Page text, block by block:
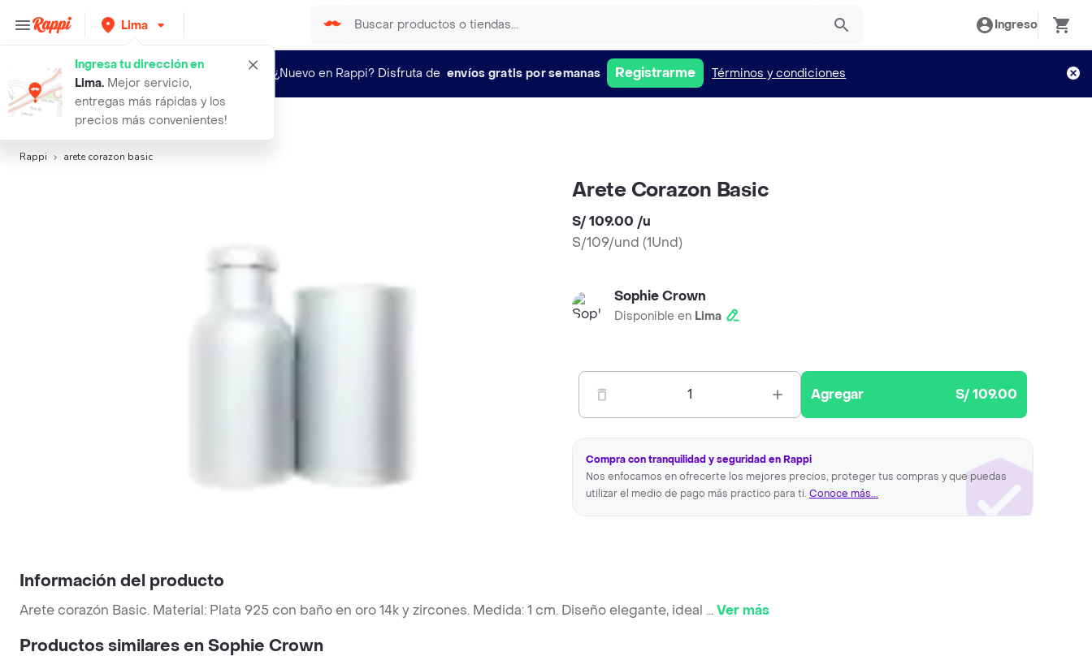
Lima
Ingresa tu dirección en
Lima. Mejor servicio,
entregas más rápidas y los
precios más convenientes!
Ingreso
¿Nuevo en Rappi? Disfruta de envíos gratis por semanas Registrarme Términos y condiciones
Búsquedas relacionadas: Aretes y Earcuff
Rappi arete corazon basic
Arete Corazon Basic
S/ 109.00 /u
S/109/und (1Und)
Sophie Crown
Disponible en Lima
1 Agregar S/ 109.00
Compra con tranquilidad y seguridad en Rappi
Nos enfocamos en ofrecerte los mejores precios, proteger tus compras y que puedas
utilizar el medio de pago más practico para ti. Conoce más...
Información del producto
Arete corazón Basic. Material: Plata 925 con baño en oro 14k y zircones. Medida: 1 cm. Diseño elegante, ideal ...Ver más
Productos similares en Sophie Crown